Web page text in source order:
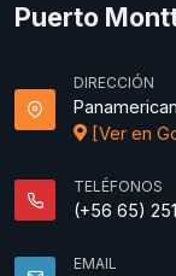
Puerto
DIRECCIÓN
[Ver en
TELÉFONOS
(+56 65)
EMAIL